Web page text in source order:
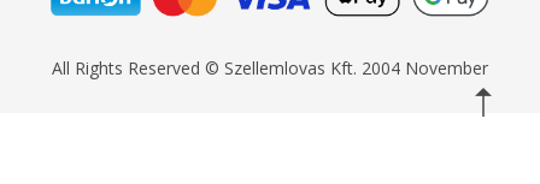
All Rights Reserved © Szellemlovas Kft. 2004 November